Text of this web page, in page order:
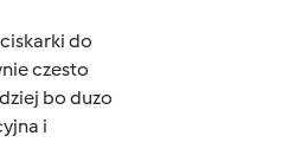
do
czesto
bo duzo
i